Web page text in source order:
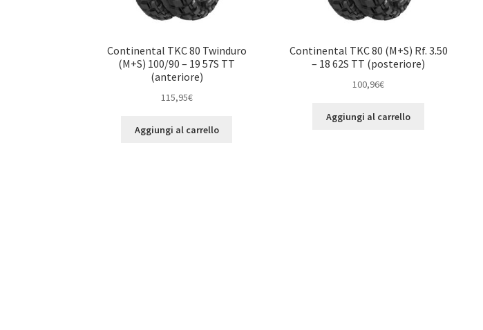
Continental TKC 80 Twinduro
(M+S) 100/90 – 19 57S TT
(anteriore)
115,95€
Aggiungi al carrello
Continental TKC 80 (M+S) Rf. 3.50
– 18 62S TT (posteriore)
100,96€
Aggiungi al carrello